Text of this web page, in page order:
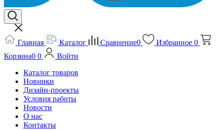
Главная Каталог Сравнение0 Избранное 0
Корзина0 0
Войти
Каталог товаров
Новинки
Дизайн-проекты
Условия работы
Новости
О нас
Контакты